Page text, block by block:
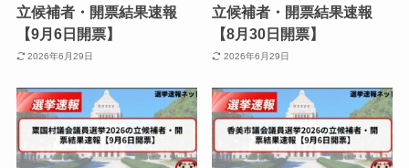
立候補者・開票結果速報
【9月6日開票】
2026年6月29日
立候補者・開票結果速報
【8月30日開票】
2026年6月29日